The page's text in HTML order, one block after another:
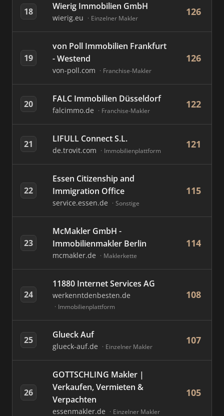
18 Wierig Immobilien GmbH
wierig.eu Einzelner Makler
126
19
von Poll Immobilien Frankfurt
- Westend
von-poll.com Franchise-Makler
126
20 FALC Immobilien Düsseldorf
falcimmo.de Franchise-Makler
122
21 LIFULL Connect S.L.
de.trovit.com Immobilienplattform
121
22
Essen Citizenship and
Immigration Office
service.essen.de Sonstige
115
23
McMakler GmbH -
Immobilienmakler Berlin
mcmakler.de Maklerkette
114
24
11880 Internet Services AG
werkenntdenbesten.de
Immobilienplattform
108
25 Glueck Auf
glueck-auf.de Einzelner Makler
107
26
GOTTSCHLING Makler |
Verkaufen, Vermieten &
Verpachten
essenmakler.de Einzelner Makler
105